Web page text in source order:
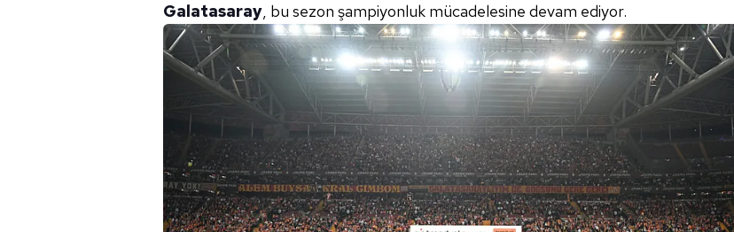
Galatasaray, bu sezon şampiyonluk mücadelesine devam ediyor.